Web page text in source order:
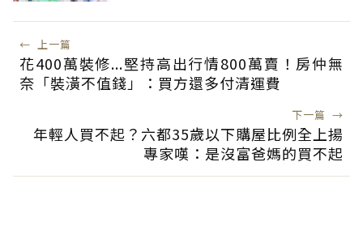
← 上一篇
花400萬裝修...堅持高出行情800萬賣！房仲無
奈「裝潢不值錢」：買方還多付清運費
下一篇 →
年輕人買不起？六都35歲以下購屋比例全上揚
專家嘆：是沒富爸媽的買不起